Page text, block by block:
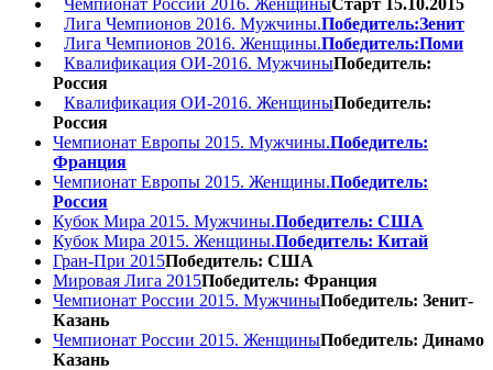
Лига Чемпионов 2016. Мужчины.Победитель:Зенит
Лига Чемпионов 2016. Женщины.Победитель:Поми
Квалификация ОИ-2016. МужчиныПобедитель:
Россия
Квалификация ОИ-2016. ЖенщиныПобедитель:
Россия
Чемпионат Европы 2015. Мужчины.Победитель:
Франция
Чемпионат Европы 2015. Женщины.Победитель:
Россия
Кубок Мира 2015. Мужчины.Победитель: США
Кубок Мира 2015. Женщины.Победитель: Китай
Гран-При 2015Победитель: США
Мировая Лига 2015Победитель: Франция
Чемпионат России 2015. МужчиныПобедитель: Зенит-
Казань
Чемпионат России 2015. ЖенщиныПобедитель: Динамо
Казань